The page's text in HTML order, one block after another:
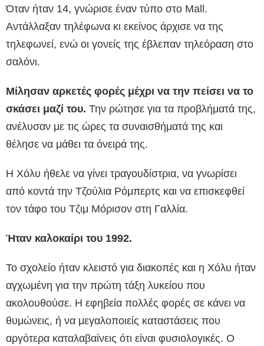
Όταν ήταν 14, γνώρισε έναν τύπο στο Mall.
Αντάλλαξαν τηλέφωνα κι εκείνος άρχισε να της
τηλεφωνεί, ενώ οι γονείς της έβλεπαν τηλεόραση στο
σαλόνι.
Μίλησαν αρκετές φορές μέχρι να την πείσει να το
σκάσει μαζί του. Την ρώτησε για τα προβλήματά της,
ανέλυσαν με τις ώρες τα συναισθήματά της και
θέλησε να μάθει τα όνειρά της.
Η Χόλυ ήθελε να γίνει τραγουδίστρια, να γνωρίσει
από κοντά την Τζούλια Ρόμπερτς και να επισκεφθεί
τον τάφο του Τζιμ Μόρισον στη Γαλλία.
Ήταν καλοκαίρι του 1992.
Το σχολείο ήταν κλειστό για διακοπές και η Χόλυ ήταν
αγχωμένη για την πρώτη τάξη λυκείου που
ακολουθούσε. Η εφηβεία πολλές φορές σε κάνει να
θυμώνεις, ή να μεγαλοποιείς καταστάσεις που
αργότερα καταλαβαίνεις ότι είναι φυσιολογικές. Ο